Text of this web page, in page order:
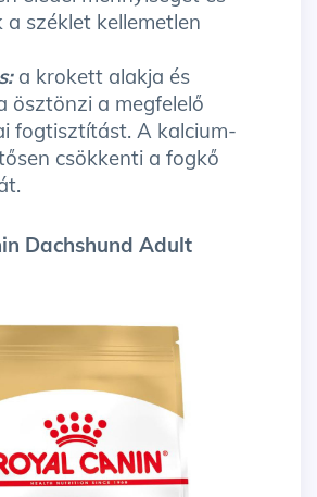
a széklet kellemetlen
a krokett alakja és
ösztönzi a megfelelő
fogtisztítást. A kalcium-
csökkenti a fogkő
Dachshund Adult